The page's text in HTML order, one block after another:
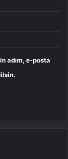
adım, e-posta